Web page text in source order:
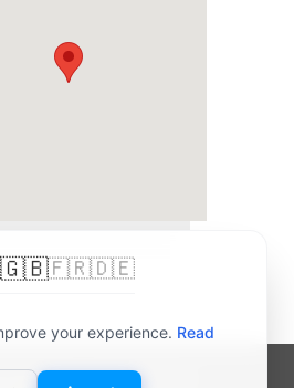
| P.IVA
🇬🇧🇫🇷🇩🇪
your experience. Read